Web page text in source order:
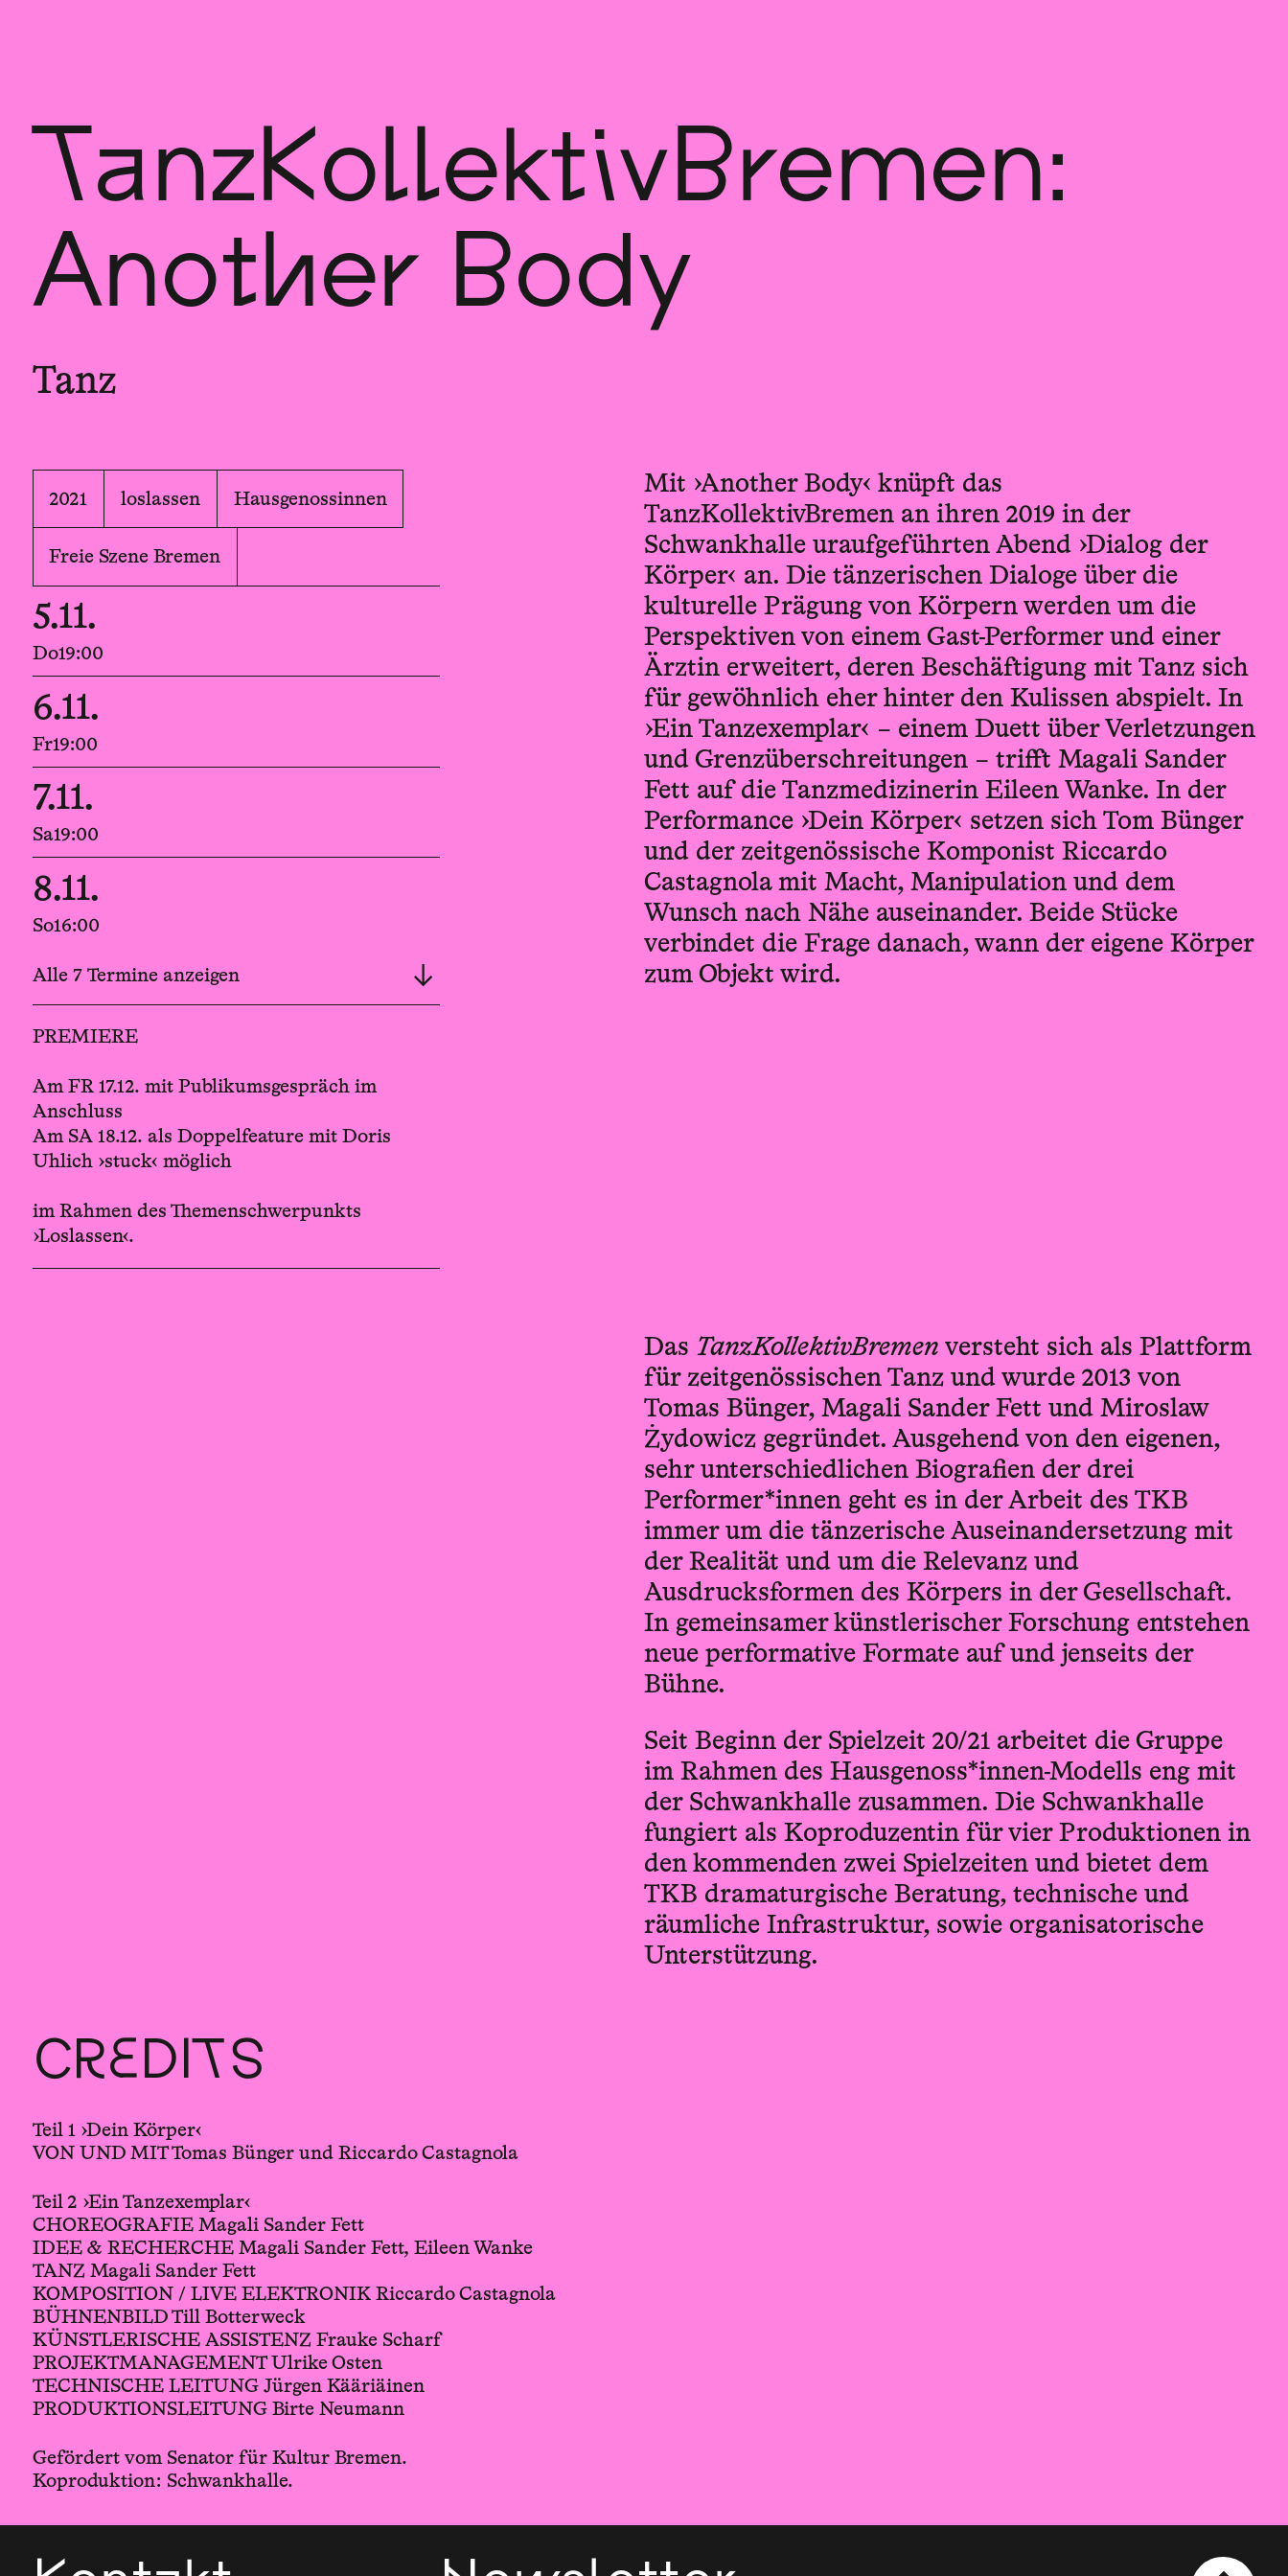
TanzKollektivBremen:
Another Body
Tanz
2021 loslassen Hausgenossinnen
Freie Szene Bremen
5.11.
Do19:00
6.11.
Fr19:00
7.11.
Sa19:00
8.11.
So16:00
16.12.
17.12.
Fr20:00
18.12.
Alle 7 Termine anzeigen
PREMIERE
Am FR 17.12. mit Publikumsgespräch im
Anschluss
Am SA 18.12. als Doppelfeature mit Doris
Uhlich ›stuck‹ möglich
im Rahmen des Themenschwerpunkts
›Loslassen‹.
Mit ›Another Body‹ knüpft das
TanzKollektivBremen an ihren 2019 in der
Schwankhalle uraufgeführten Abend ›Dialog der
Körper‹ an. Die tänzerischen Dialoge über die
kulturelle Prägung von Körpern werden um die
Perspektiven von einem Gast-Performer und einer
Ärztin erweitert, deren Beschäftigung mit Tanz sich
für gewöhnlich eher hinter den Kulissen abspielt. In
›Ein Tanzexemplar‹ – einem Duett über Verletzungen
und Grenzüberschreitungen – trifft Magali Sander
Fett auf die Tanzmedizinerin Eileen Wanke. In der
Performance ›Dein Körper‹ setzen sich Tom Bünger
und der zeitgenössische Komponist Riccardo
Castagnola mit Macht, Manipulation und dem
Wunsch nach Nähe auseinander. Beide Stücke
verbindet die Frage danach, wann der eigene Körper
zum Objekt wird.
Das TanzKollektivBremen versteht sich als Plattform
für zeitgenössischen Tanz und wurde 2013 von
Tomas Bünger, Magali Sander Fett und Miroslaw
Żydowicz gegründet. Ausgehend von den eigenen,
sehr unterschiedlichen Biografien der drei
Performer*innen geht es in der Arbeit des TKB
immer um die tänzerische Auseinandersetzung mit
der Realität und um die Relevanz und
Ausdrucksformen des Körpers in der Gesellschaft.
In gemeinsamer künstlerischer Forschung entstehen
neue performative Formate auf und jenseits der
Bühne.
Seit Beginn der Spielzeit 20/21 arbeitet die Gruppe
im Rahmen des Hausgenoss*innen-Modells eng mit
der Schwankhalle zusammen. Die Schwankhalle
fungiert als Koproduzentin für vier Produktionen in
den kommenden zwei Spielzeiten und bietet dem
TKB dramaturgische Beratung, technische und
räumliche Infrastruktur, sowie organisatorische
Unterstützung.
CREDITS
Teil 1 ›Dein Körper‹
VON UND MIT Tomas Bünger und Riccardo Castagnola
Teil 2 ›Ein Tanzexemplar‹
CHOREOGRAFIE Magali Sander Fett
IDEE & RECHERCHE Magali Sander Fett, Eileen Wanke
TANZ Magali Sander Fett
KOMPOSITION / LIVE ELEKTRONIK Riccardo Castagnola
BÜHNENBILD Till Botterweck
KÜNSTLERISCHE ASSISTENZ Frauke Scharf
PROJEKTMANAGEMENT Ulrike Osten
TECHNISCHE LEITUNG Jürgen Kääriäinen
PRODUKTIONSLEITUNG Birte Neumann
Gefördert vom Senator für Kultur Bremen.
Koproduktion: Schwankhalle.